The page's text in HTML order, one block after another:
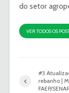
do setor
VER TODOS OS
#3
rebanho |
FAEP/